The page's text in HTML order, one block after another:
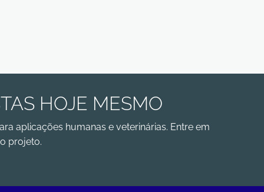
HOJE MESMO
aplicações humanas e veterinárias. Entre em
projeto.